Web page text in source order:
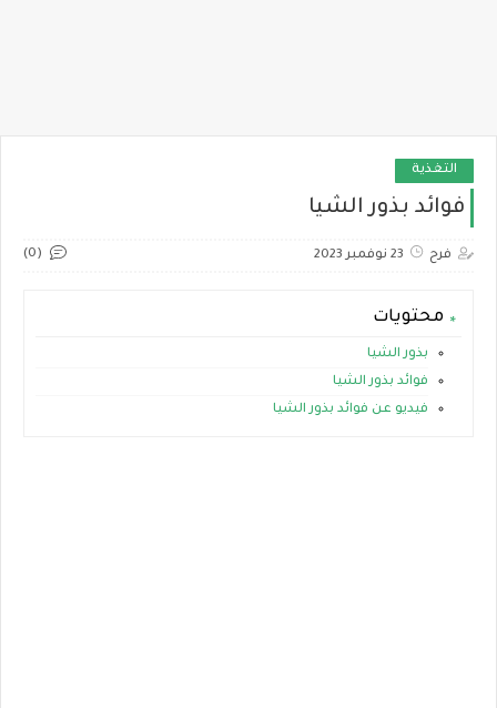
التغذية
فوائد بذور الشيا
فرح 23 نوفمبر 2023 (0)
محتويات
بذور الشيا
فوائد بذور الشيا
فيديو عن فوائد بذور الشيا